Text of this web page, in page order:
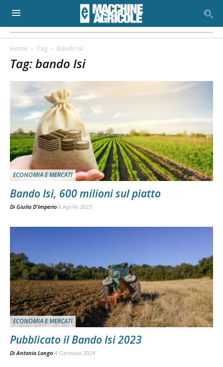
Home Tag Bando Isi
Tag: bando Isi
ECONOMIA E MERCATI
Bando Isi, 600 milioni sul piatto
Di Giulio D'Imperio 8 Aprile 2025
ECONOMIA E MERCATI
Pubblicato il Bando Isi 2023
Di Antonio Longo 4 Gennaio 2024